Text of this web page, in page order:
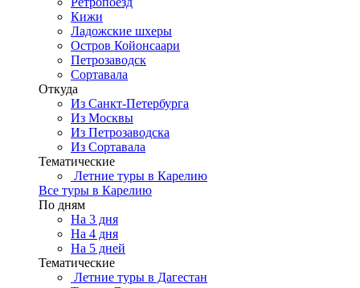
Кижи
Ладожские шхеры
Остров Койонсаари
Петрозаводск
Сортавала
Откуда
Из Санкт-Петербурга
Из Москвы
Из Петрозаводска
Из Сортавала
Тематические
Летние туры в Карелию
Все туры в Карелию
По дням
На 3 дня
На 4 дня
На 5 дней
Тематические
Летние туры в Дагестан